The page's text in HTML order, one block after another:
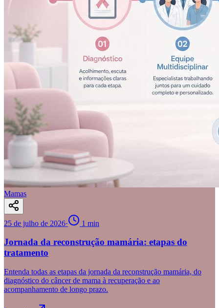
Mamas
25 de julho de 2026· 1 min
Jornada da reconstrução mamária: etapas do
tratamento
Entenda todas as etapas da jornada da reconstrução mamária, do
diagnóstico do câncer de mama à recuperação e ao
acompanhamento de longo prazo.